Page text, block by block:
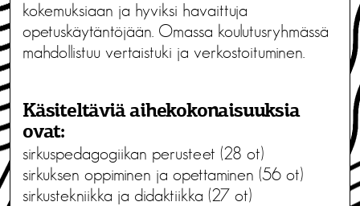
kokemuksiaan ja hyviksi havaittuja
opetuskäytäntöjään. Omassa koulutusryhmässä
mahdollistuu vertaistuki ja verkostoituminen.
Käsiteltäviä aihekokonaisuuksia
ovat:
sirkuspedagogiikan perusteet (28 ot)
sirkuksen oppiminen ja opettaminen (56 ot)
sirkustekniikka ja didaktiikka (27 ot)